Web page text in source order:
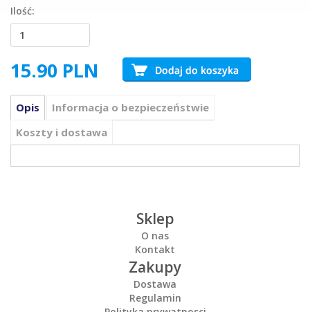
Ilość:
15.90 PLN
Opis
Informacja o bezpieczeństwie
Koszty i dostawa
Sklep
O nas
Kontakt
Zakupy
Dostawa
Regulamin